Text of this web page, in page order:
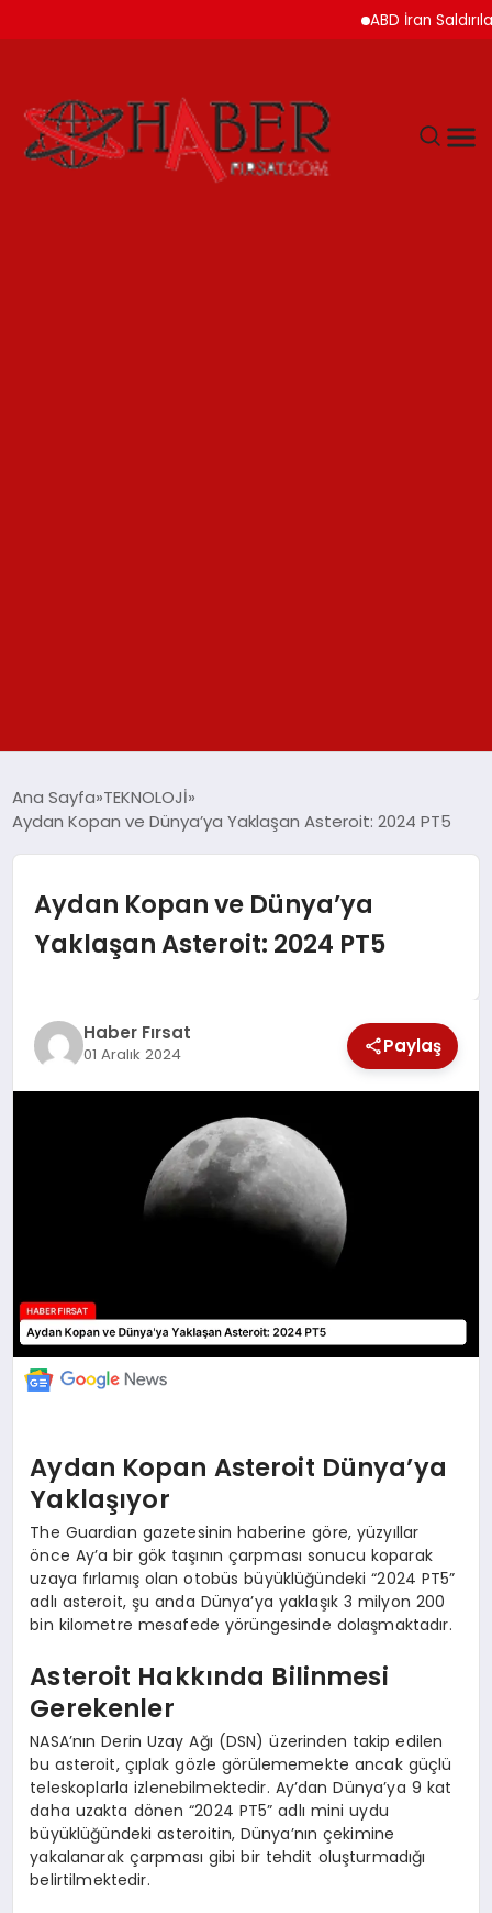
ABD İran
YAŞAM
TEKNOLOJİ
EKONOMİ
Ana Sayfa TEKNOLOJİ
Aydan Kopan ve Dünya’ya Yaklaşan Asteroit: 2024 PT5
Aydan Kopan ve Dünya’ya
Yaklaşan Asteroit: 2024 PT5
Haber Fırsat
01 Aralık 2024 Paylaş
Aydan Kopan Asteroit Dünya’ya
Yaklaşıyor
The Guardian gazetesinin haberine göre, yüzyıllar
önce Ay’a bir gök taşının çarpması sonucu koparak
uzaya fırlamış olan otobüs büyüklüğündeki “2024 PT5”
adlı asteroit, şu anda Dünya’ya yaklaşık 3 milyon 200
bin kilometre mesafede yörüngesinde dolaşmaktadır.
Asteroit Hakkında Bilinmesi
Gerekenler
NASA’nın Derin Uzay Ağı (DSN) üzerinden takip edilen
bu asteroit, çıplak gözle görülememekte ancak güçlü
teleskoplarla izlenebilmektedir. Ay’dan Dünya’ya 9 kat
daha uzakta dönen “2024 PT5” adlı mini uydu
büyüklüğündeki asteroitin, Dünya’nın çekimine
yakalanarak çarpması gibi bir tehdit oluşturmadığı
belirtilmektedir.